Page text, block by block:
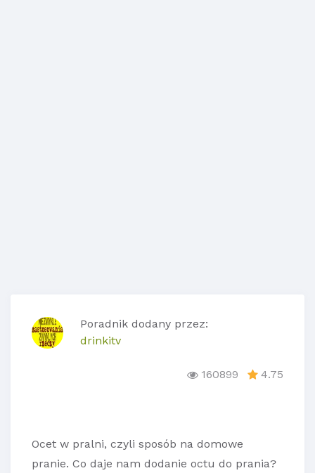
Poradnik dodany przez:
drinkitv
160899 4.75
Ocet w pralni, czyli sposób na domowe
pranie. Co daje nam dodanie octu do prania?